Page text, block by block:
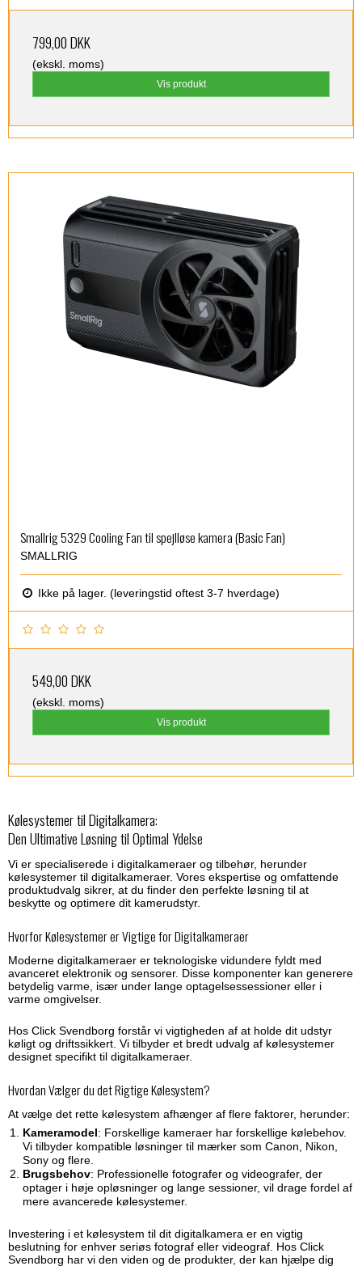
799,00 DKK
(ekskl. moms)
Vis produkt
Smallrig 5329 Cooling Fan til spejlløse kamera (Basic Fan)
SMALLRIG
Ikke på lager. (leveringstid oftest 3-7 hverdage)
549,00 DKK
(ekskl. moms)
Vis produkt
Kølesystemer til Digitalkamera:
Den Ultimative Løsning til Optimal Ydelse
Vi er specialiserede i digitalkameraer og tilbehør, herunder
kølesystemer til digitalkameraer. Vores ekspertise og omfattende
produktudvalg sikrer, at du finder den perfekte løsning til at
beskytte og optimere dit kamerudstyr.
Hvorfor Kølesystemer er Vigtige for Digitalkameraer
Moderne digitalkameraer er teknologiske vidundere fyldt med
avanceret elektronik og sensorer. Disse komponenter kan generere
betydelig varme, især under lange optagelsessessioner eller i
varme omgivelser.
Hos Click Svendborg forstår vi vigtigheden af at holde dit udstyr
køligt og driftssikkert. Vi tilbyder et bredt udvalg af kølesystemer
designet specifikt til digitalkameraer.
Hvordan Vælger du det Rigtige Kølesystem?
At vælge det rette kølesystem afhænger af flere faktorer, herunder:
Kameramodel: Forskellige kameraer har forskellige kølebehov.
Vi tilbyder kompatible løsninger til mærker som Canon, Nikon,
Sony og flere.
Brugsbehov: Professionelle fotografer og videografer, der
optager i høje opløsninger og lange sessioner, vil drage fordel af
mere avancerede kølesystemer.
Investering i et kølesystem til dit digitalkamera er en vigtig
beslutning for enhver seriøs fotograf eller videograf. Hos Click
Svendborg har vi den viden og de produkter, der kan hjælpe dig